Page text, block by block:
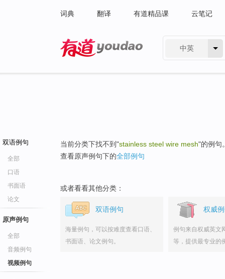
词典 翻译 有道精品课 云笔记
中英
双语例句
全部
口语
书面语
论文
原声例句
全部
音频例句
视频例句
当前分类下找不到"stainless steel wire mesh"的例句
查看原声例句下的全部例句
或者看看其他分类：
双语例句
海量例句，可以按难度查看口语、
书面语、论文例句。
权威
例句来自权威英文
等，提供最专业的